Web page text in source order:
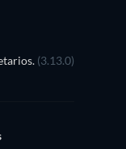
(3.13.0)